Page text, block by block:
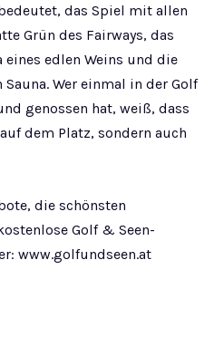
das Spiel mit allen
Grün des Fairways, das
eines edlen Weins und die
Wer einmal in der Golf
genossen hat, weiß, dass
dem Platz, sondern auch
die schönsten
Golf & Seen-
www.golfundseen.at